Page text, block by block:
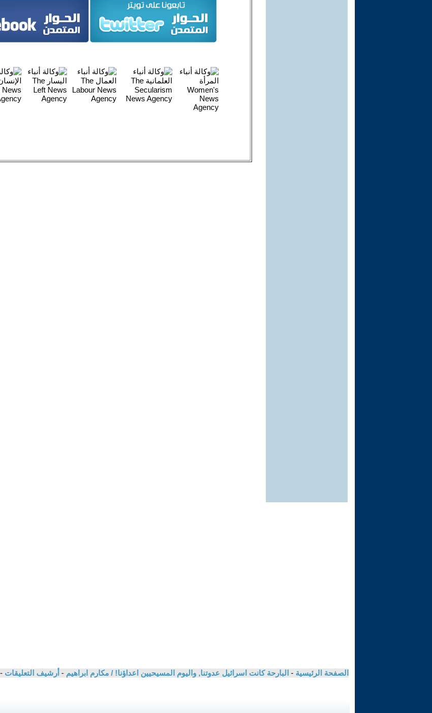
الصفحة الرئيسية - البارحة كانت اسرائيل عدوتنا, واليوم المسيحيين اعداؤنا! / مكارم ابراهيم - أرشيف التعليقات